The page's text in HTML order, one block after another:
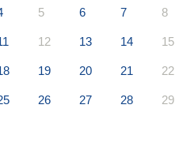
5 6 7 8
12 13 14 15
19 20 21 22
26 27 28 29